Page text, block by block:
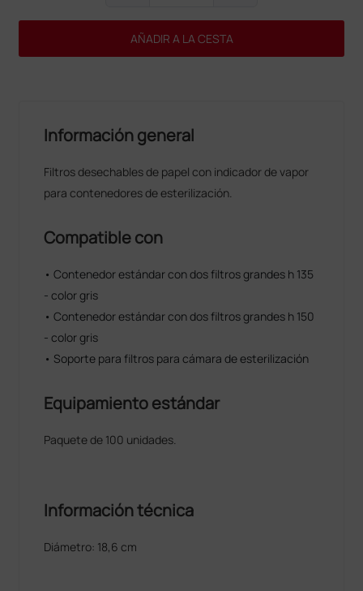
AÑADIR A LA CESTA
Información general
Filtros desechables de papel con indicador de vapor
para contenedores de esterilización.
Compatible con
• Contenedor estándar con dos filtros grandes h 135
- color gris
• Contenedor estándar con dos filtros grandes h 150
- color gris
• Soporte para filtros para cámara de esterilización
Equipamiento estándar
Paquete de 100 unidades.
Información técnica
Diámetro: 18,6 cm